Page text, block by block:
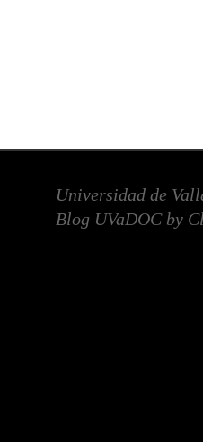
Universidad de
Blog UVaDOC by